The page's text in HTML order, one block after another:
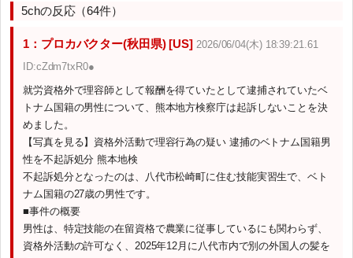
5chの反応（64件）
1：プロカバクター(秋田県) [US] 2026/06/04(木) 18:39:21.61
ID:cZdm7txR0●
就労資格外で理容師として報酬を得ていたとして逮捕されていたベ
トナム国籍の男性について、熊本地方検察庁は起訴しないことを決
めました。
【写真を見る】資格外活動で理容行為の疑い 逮捕のベトナム国籍男
性を不起訴処分 熊本地検
不起訴処分となったのは、八代市松崎町に住む技能実習生で、ベト
ナム国籍の27歳の男性です。
■事件の概要
男性は、特定技能の在留資格で農業に従事しているにも関わらず、
資格外活動の許可なく、2025年12月に八代市内で別の外国人の髪を